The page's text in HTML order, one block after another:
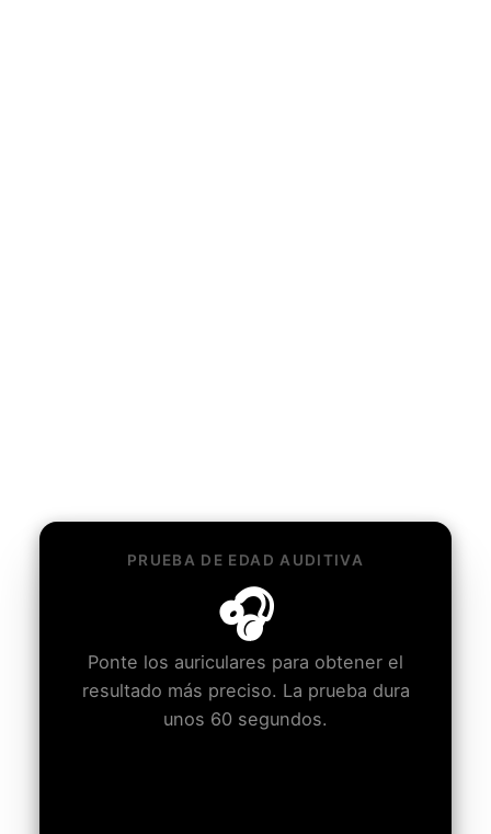
PRUEBA DE EDAD AUDITIVA
🎧
Ponte los auriculares para obtener el
resultado más preciso. La prueba dura
unos 60 segundos.